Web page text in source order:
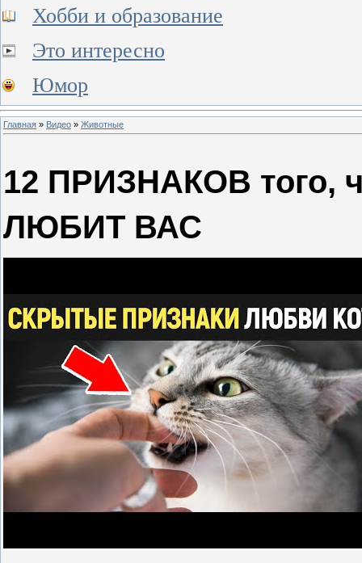
Хобби и образование
Это интересно
Юмор
Главная » Видео » Животные
12 ПРИЗНАКОВ
ЛЮБИТ ВАС